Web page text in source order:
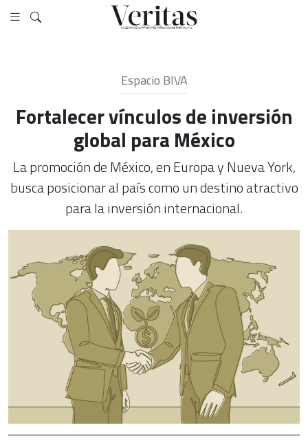
Espacio BIVA
Fortalecer vínculos de inversión
global para México
La promoción de México, en Europa y Nueva York,
busca posicionar al país como un destino atractivo
para la inversión internacional.